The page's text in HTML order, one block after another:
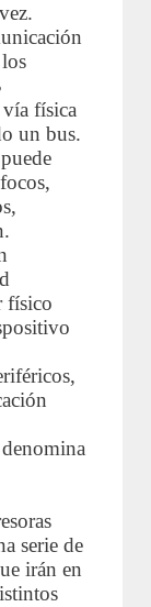
física
un bus.
físico
serie de
irán en